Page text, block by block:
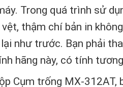
Trong quá trình sử
vệt, thậm chí bản in
như trước. Bạn phải
hãng này, có tính
Cụm trống MX-312AT,